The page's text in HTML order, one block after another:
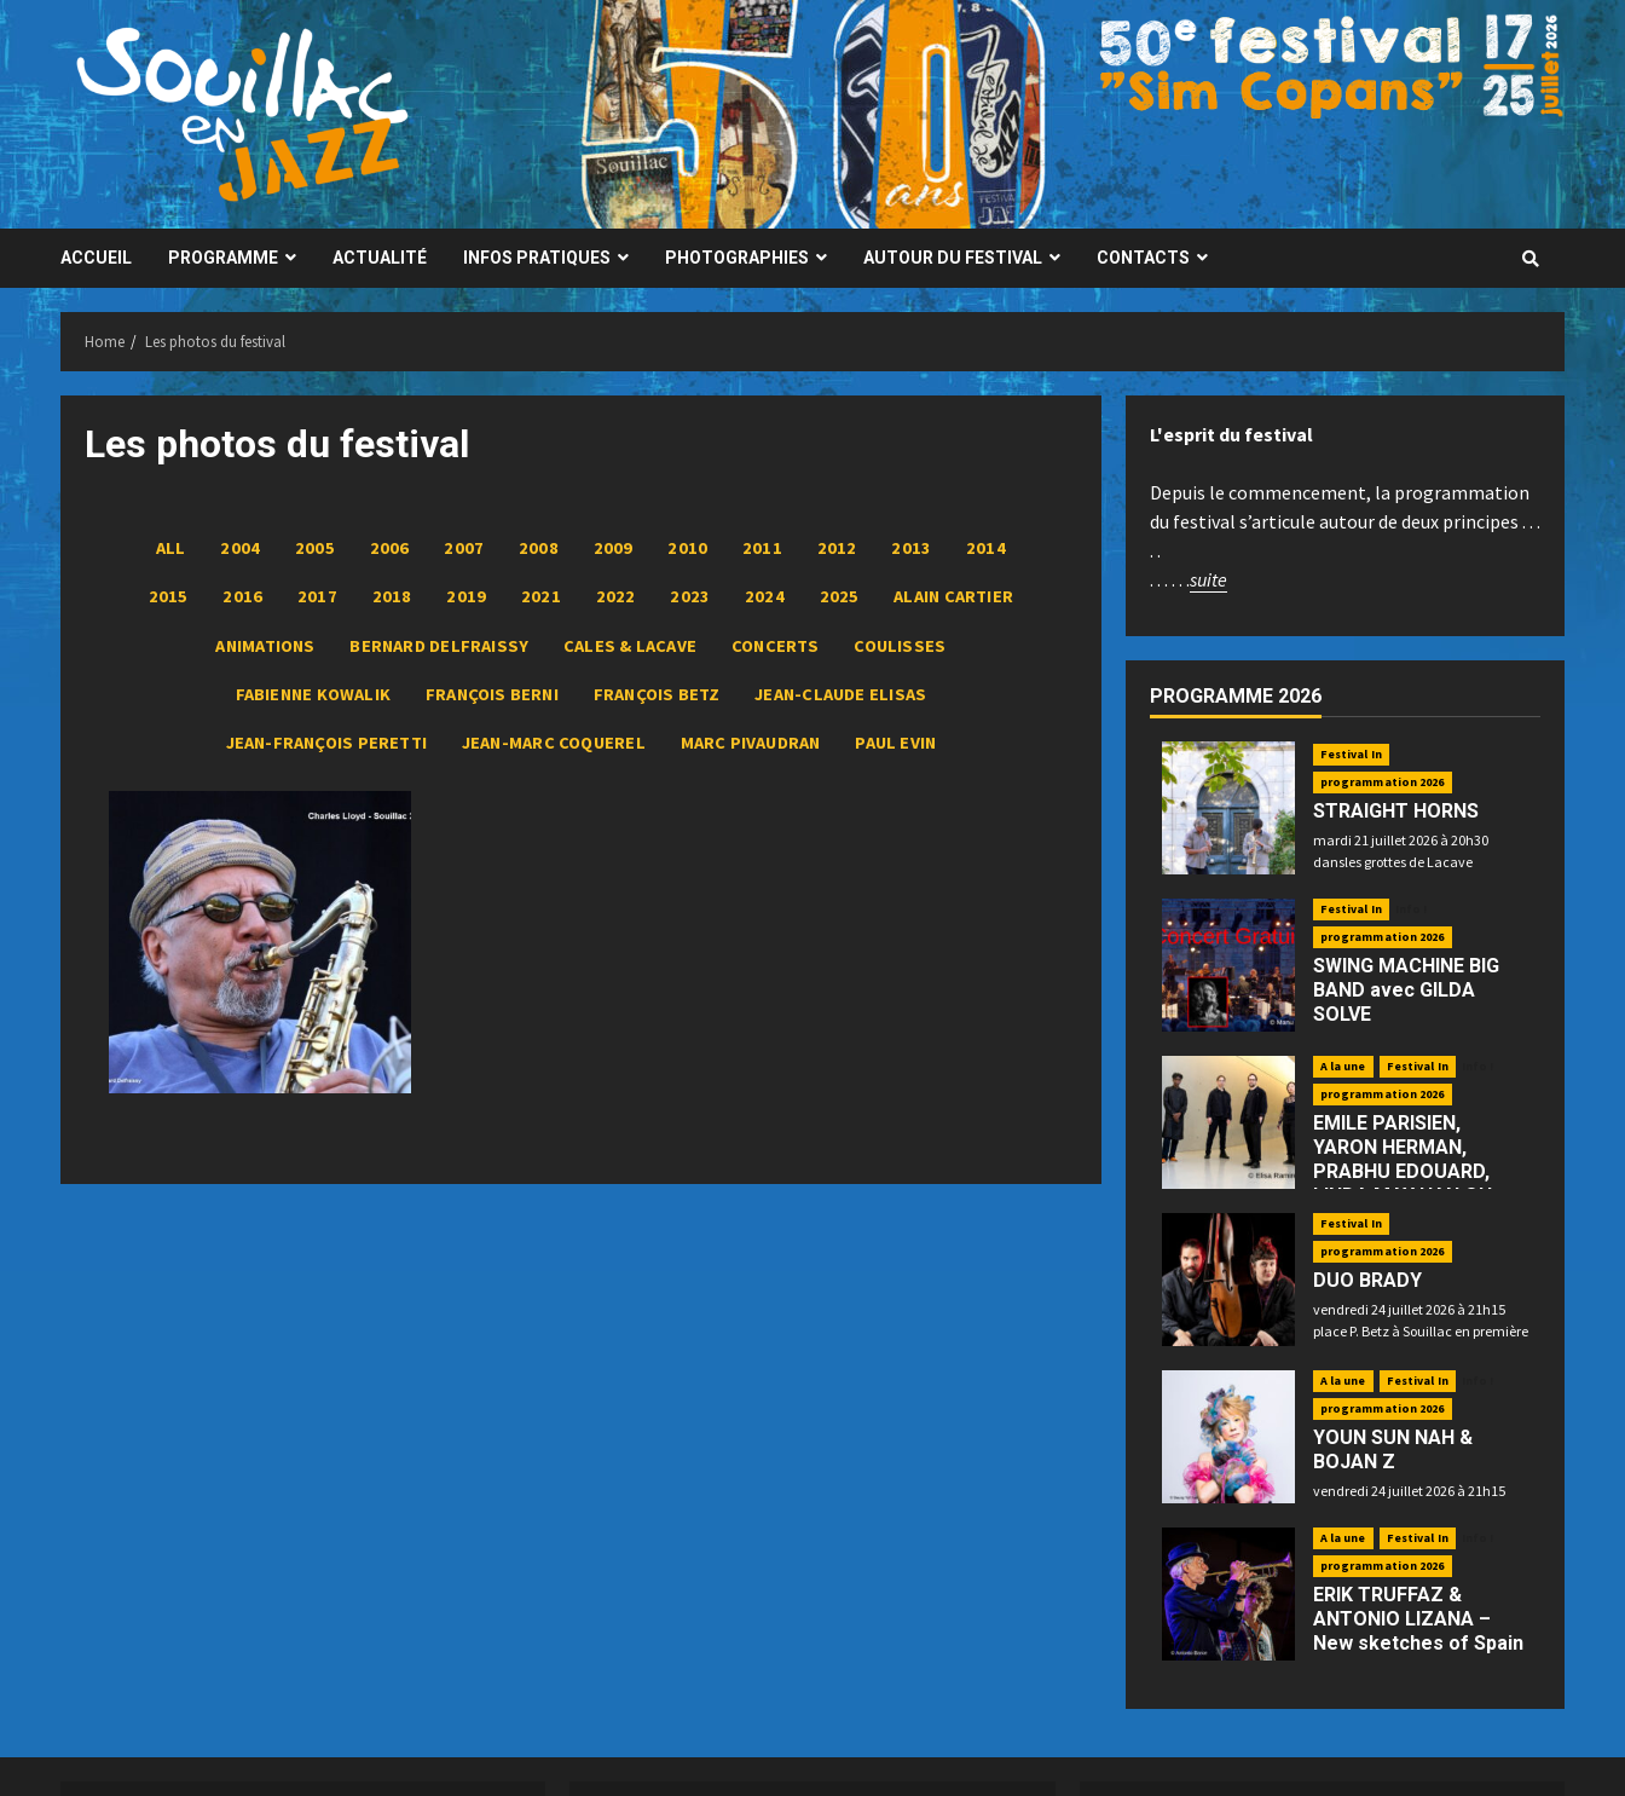
Skip
to
content
ACCUEIL PROGRAMME ACTUALITÉ INFOS PRATIQUES PHOTOGRAPHIES AUTOUR DU FESTIVAL CONTACTS
Home Les photos du festival
Les photos du festival
ALL 2004 2005 2006 2007 2008 2009 2010 2011 2012 2013 2014
2015 2016 2017 2018 2019 2021 2022 2023 2024 2025 ALAIN CARTIER
ANIMATIONS BERNARD DELFRAISSY CALES & LACAVE CONCERTS COULISSES
FABIENNE KOWALIK FRANÇOIS BERNI FRANÇOIS BETZ JEAN-CLAUDE ELISAS
JEAN-FRANÇOIS PERETTI JEAN-MARC COQUEREL MARC PIVAUDRAN PAUL EVIN
L'esprit du festival
Depuis le commencement, la programmation
du festival s’articule autour de deux principes . . .
. .
. . . . . .suite
PROGRAMME 2026
Festival In
programmation 2026
STRAIGHT HORNS
mardi 21 juillet 2026 à 20h30
dansles grottes de Lacave
Festival In
programmation 2026
SWING MACHINE BIG
BAND avec GILDA
SOLVE
place P. Betz à Souillac - GRATUIT -
A la une Festival In
programmation 2026
EMILE PARISIEN,
YARON HERMAN,
PRABHU EDOUARD,
LINDA MAY HAN OH
—“Floating”
jeudi 23 juillet 2026 à 21h15 place
P. Betz à Souillac
Festival In
programmation 2026
DUO BRADY
vendredi 24 juillet 2026 à 21h15
place P. Betz à Souillac en première
A la une Festival In
programmation 2026
YOUN SUN NAH &
BOJAN Z
vendredi 24 juillet 2026 à 21h15
deuxième partie
A la une Festival In
programmation 2026
ERIK TRUFFAZ &
ANTONIO LIZANA –
New sketches of Spain